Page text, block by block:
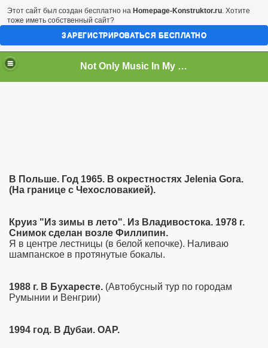
Not Only Music In My Life...
В Польше. Год 1965. В окрестностях Jelenia Gora.
(На границе с Чехословакией).
Круиз "Из зимы в лето". Из Владивостока. 1978 г.
Снимок сделан возле Филлипин.
Я в центре лестницы (в белой кепочке). Наливаю
шампанское в протянутые бокалы.
1988 г. В Бухаресте. (Автобусный тур по городам
Румынии и Венгрии)
1994 год. В Дубаи. ОАР.
Этот сайт был создан бесплатно на Homepage-Konstruktor.ru. Хотите
тоже иметь собственный сайт?
ЗАРЕГИСТРИРОВАТЬСЯ БЕСПЛАТНО